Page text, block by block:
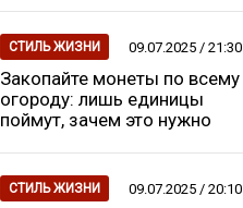
СТИЛЬ ЖИЗНИ 09.07.2025 / 21:30
Закопайте монеты по всему
огороду: лишь единицы
поймут, зачем это нужно
СТИЛЬ ЖИЗНИ 09.07.2025 / 20:10